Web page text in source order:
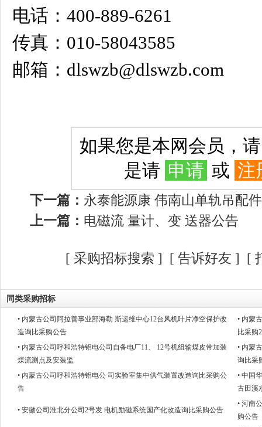
电话：400-889-6261
传真：010-58043585
邮箱：dlswzb@dlswzb.com
如果您是本网会员，
是请 申请 或 注
下一篇： 永泰能源康 伟南山单轨吊配
上一篇： 电磁流 量计、变 送器公告
[ 采购招标搜索 ] [ 告诉好友 ] [
同类采购招标
• 内蒙古公司阿拉善事业部海勒 斯运维中心12台风机叶片净空保护改
造询比采购公告
• 内蒙
比采购
• 内蒙古公司呼和浩特铝电公司自备电厂11、 12号机组输煤皮带加装
煤流测点及安装监
• 内蒙
询比采
• 内蒙古公司呼和浩特铝电公 司实验室集中供气装置改造询比采购公
告
• 中国
古田溪
• 安徽公司淮北分公司2号发 电机励磁系统国产化改造询比采购公告
• 河南
购公告